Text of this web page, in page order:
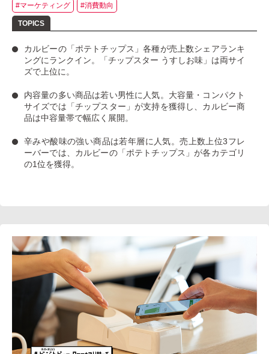
#マーケティング #消費動向
カルビーの「ポテトチップス」各種が売上数シェアランキ
ングにランクイン。
「チップスター うすしお味」 は両サイ
ズで上位に。
内容量の多い商品は若い男性に人気。大容量・コンパクト
サイズでは「チップスター」が支持を獲得し、カルビー商
品は中容量帯で幅広く展開。
辛みや酸味の強い商品は若年層に人気。売上数上位3フレ
ーバーでは、カルビーの「ポテトチップス」が各カテゴリ
の1位を獲得。